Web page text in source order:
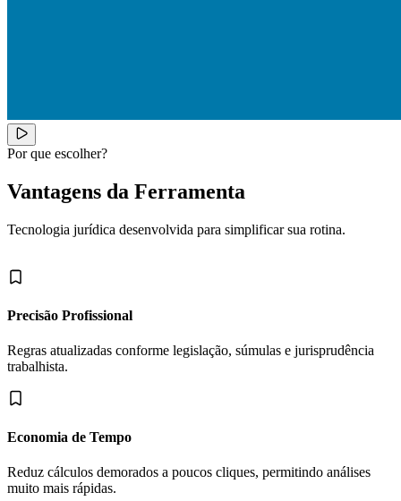
Por que escolher?
Vantagens da Ferramenta
Tecnologia jurídica desenvolvida para simplificar sua rotina.
Precisão Profissional
Regras atualizadas conforme legislação, súmulas e jurisprudência
trabalhista.
Economia de Tempo
Reduz cálculos demorados a poucos cliques, permitindo análises
muito mais rápidas.